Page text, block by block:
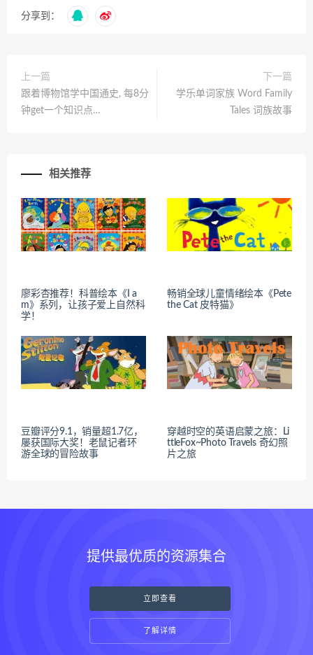
分享到：
上一篇
跟着博物馆学中国通史, 每8分
钟get一个知识点…
下一篇
学乐单词家族 Word Family
Tales 词族故事
相关推荐
廖彩杏推荐！科普绘本《I a
m》系列，让孩子爱上自然科
学！
畅销全球儿童情绪绘本《Pete
the Cat 皮特猫》
豆瓣评分9.1，销量超1.7亿，
屡获国际大奖！老鼠记者环
游全球的冒险故事
穿越时空的英语启蒙之旅：Li
ttleFox~Photo Travels 奇幻照
片之旅
提供最优质的资源集合
立即查看
了解详情